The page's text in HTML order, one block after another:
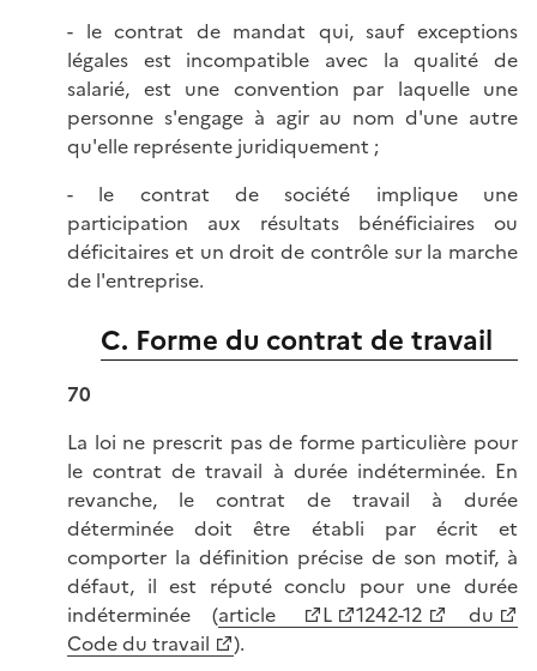
- le contrat de mandat qui, sauf exceptions
légales est incompatible avec la qualité de
salarié, est une convention par laquelle une
personne s'engage à agir au nom d'une autre
qu'elle représente juridiquement ;
- le contrat de société implique une
participation aux résultats bénéficiaires ou
déficitaires et un droit de contrôle sur la marche
de l'entreprise.
C. Forme du contrat de travail
70
La loi ne prescrit pas de forme particulière pour
le contrat de travail à durée indéterminée. En
revanche, le contrat de travail à durée
déterminée doit être établi par écrit et
comporter la définition précise de son motif, à
défaut, il est réputé conclu pour une durée
indéterminée (article L 1242-12
du
Code du travail
).